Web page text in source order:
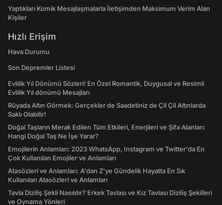
Yaptıkları Komik Mesajlaşmalarla İletişimden Maksimum Verim Alan
Kişiler
Hızlı Erişim
Hava Durumu
Son Depremler Listesi
Evlilik Yıl Dönümü Sözleri! En Özel Romantik, Duygusal ve Resimli
Evlilik Yıl dönümü Mesajları
Rüyada Altın Görmek: Gerçekler de Saadetiniz de Çil Çil Altınlarda
Saklı Olabilir!
Doğal Taşların Merak Edilen Tüm Etkileri, Enerjileri ve Şifa Alanları:
Hangi Doğal Taş Ne İşe Yarar?
Emojilerin Anlamları: 2023 WhatsApp, Instagram ve Twitter'da En
Çok Kullanılan Emojiler ve Anlamları
Atasözleri ve Anlamları: A'dan Z'ye Gündelik Hayatta En Sık
Kullanılan Atasözleri ve Anlamları
Tavla Diziliş Şekli Nasıldır? Erkek Tavlası ve Kız Tavlası Diziliş Şekilleri
ve Oynama Yönleri